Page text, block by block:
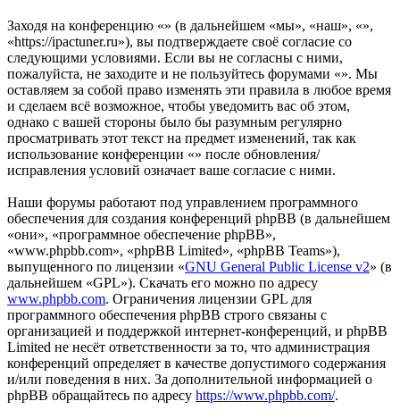
Заходя на конференцию «» (в дальнейшем «мы», «наш», «»,
«https://ipactuner.ru»), вы подтверждаете своё согласие со
следующими условиями. Если вы не согласны с ними,
пожалуйста, не заходите и не пользуйтесь форумами «». Мы
оставляем за собой право изменять эти правила в любое время
и сделаем всё возможное, чтобы уведомить вас об этом,
однако с вашей стороны было бы разумным регулярно
просматривать этот текст на предмет изменений, так как
использование конференции «» после обновления/
исправления условий означает ваше согласие с ними.
Наши форумы работают под управлением программного
обеспечения для создания конференций phpBB (в дальнейшем
«они», «программное обеспечение phpBB»,
«www.phpbb.com», «phpBB Limited», «phpBB Teams»),
выпущенного по лицензии «GNU General Public License v2» (в
дальнейшем «GPL»). Скачать его можно по адресу
www.phpbb.com. Ограничения лицензии GPL для
программного обеспечения phpBB строго связаны с
организацией и поддержкой интернет-конференций, и phpBB
Limited не несёт ответственности за то, что администрация
конференций определяет в качестве допустимого содержания
и/или поведения в них. За дополнительной информацией о
phpBB обращайтесь по адресу https://www.phpbb.com/.